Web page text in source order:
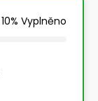
10% Vyplněno